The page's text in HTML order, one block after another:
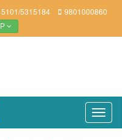
5315184 9801000860